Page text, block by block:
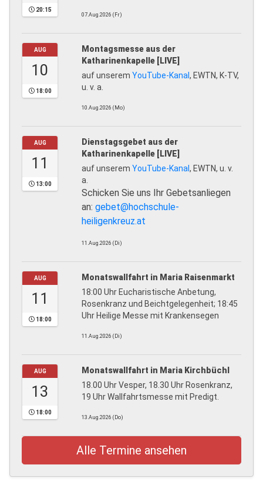
20:15
07.Aug.2026 (Fr)
AUG
10
18:00
Montagsmesse aus der
Katharinenkapelle [LIVE]
auf unserem YouTube-Kanal, EWTN, K-TV,
u. v. a.
10.Aug.2026 (Mo)
AUG
11
13:00
Dienstagsgebet aus der
Katharinenkapelle [LIVE]
auf unserem YouTube-Kanal, EWTN, u. v.
a.
Schicken Sie uns Ihr Gebetsanliegen
an: gebet@hochschule-
heiligenkreuz.at
11.Aug.2026 (Di)
AUG
11
18:00
Monatswallfahrt in Maria Raisenmarkt
18:00 Uhr Eucharistische Anbetung,
Rosenkranz und Beichtgelegenheit; 18:45
Uhr Heilige Messe mit Krankensegen
11.Aug.2026 (Di)
AUG
13
18:00
Monatswallfahrt in Maria Kirchbüchl
18.00 Uhr Vesper, 18.30 Uhr Rosenkranz,
19 Uhr Wallfahrtsmesse mit Predigt.
13.Aug.2026 (Do)
Alle Termine ansehen